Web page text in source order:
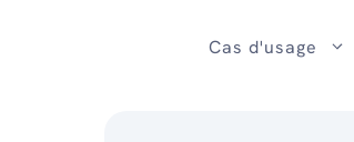
Cas d'usage